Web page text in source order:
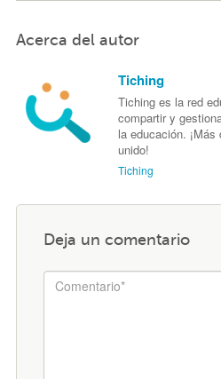
Acerca del autor
Tiching
Tiching es la red
compartir y
la educación.
unido!
Tiching
Deja un comentario